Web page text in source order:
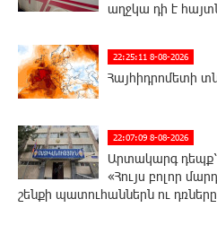
աղջկա դի է
22:25:11 8-08-2026
Հայհիդրոմետի
22:07:09 8-08-2026
Արտակարգ դեպք՝
«Հույս բոլոր
շենքի պատուհաններն ու դռները